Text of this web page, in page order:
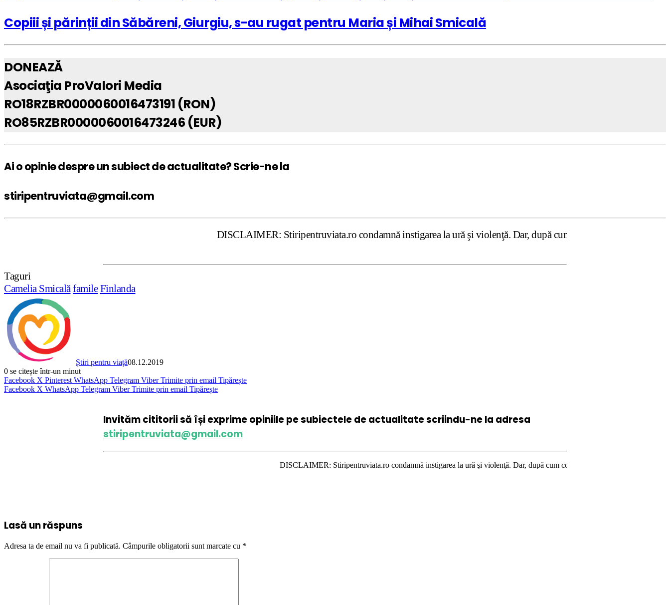
Copiii și părinții din Săbăreni, Giurgiu, s-au rugat pentru Maria și Mihai Smicală
DONEAZĂ
Asociaţia ProValori Media
RO18RZBR0000060016473191 (RON)
RO85RZBR0000060016473246 (EUR)
Ai o opinie despre un subiect de actualitate? Scrie-ne la
stiripentruviata@gmail.com
DISCLAIMER: Stiripentruviata.ro condamnă instigarea la ură şi violenţă. Dar, după cum confirmă şi CEDO în cazul
Taguri
Camelia Smicalăfamile Finlanda
Știri pentru viață08.12.2019
0 se citește într-un minut
Facebook X Pinterest WhatsApp Telegram Viber Trimite prin email Tipărește
Facebook X WhatsApp Telegram Viber Trimite prin email Tipărește
Invităm cititorii să își exprime opiniile pe subiectele de actualitate scriindu-ne la adresa
stiripentruviata@gmail.com
DISCLAIMER: Stiripentruviata.ro condamnă instigarea la ură şi violenţă. Dar, după cum confirmă şi CEDO în cazul Handyside vs.
Lasă un răspuns
Adresa ta de email nu va fi publicată. Câmpurile obligatorii sunt marcate cu *